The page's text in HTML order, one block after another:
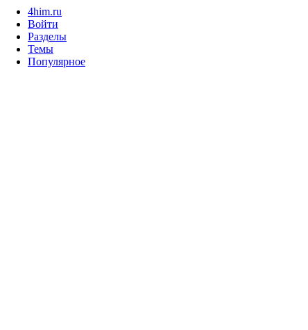
4him.ru
Войти
Разделы
Темы
Популярное